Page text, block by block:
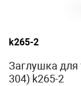
k265-2
Заглушка
304) k265-2